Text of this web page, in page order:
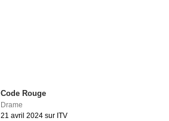
Code Rouge
Drame
21 avril 2024 sur ITV